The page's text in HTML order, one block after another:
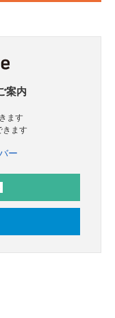
案内
ます
きます
ー